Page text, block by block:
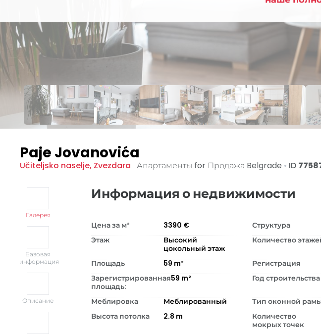
Paje Jovanovića
Učiteljsko naselje, Zvezdara Апартаменты for Продажа Belgrade • ID
Галерея
Базовая
информация
Описание
Информация о недвижимости
Цена за м² 3390 € Структура
Этаж
Высокий
цокольный этаж
Количество
Площадь 59 m² Регистрация
Зарегистрированная
площадь:
59 m² Год строительства
Меблировка Меблированный Тип оконной
Высота потолка
2.8 m
Количество
мокрых точек